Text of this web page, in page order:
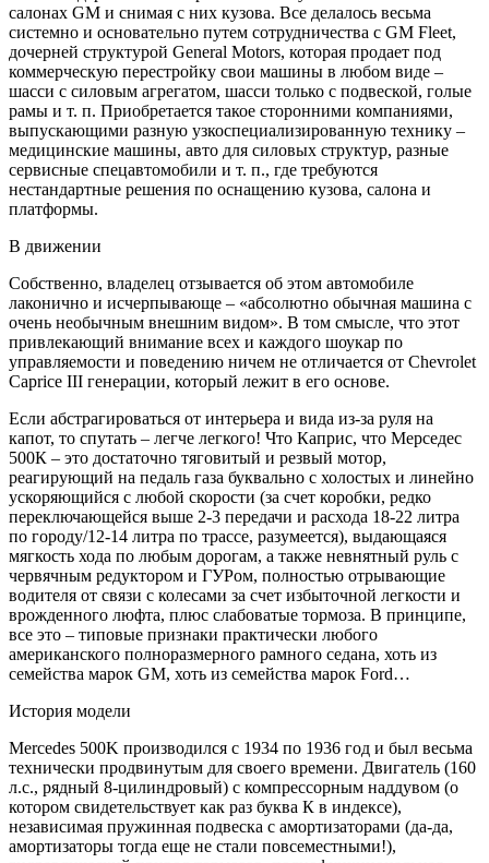
салонах GM и снимая с них кузова. Все делалось весьма
системно и основательно путем сотрудничества с GM Fleet,
дочерней структурой General Motors, которая продает под
коммерческую перестройку свои машины в любом виде –
шасси с силовым агрегатом, шасси только с подвеской, голые
рамы и т. п. Приобретается такое сторонними компаниями,
выпускающими разную узкоспециализированную технику –
медицинские машины, авто для силовых структур, разные
сервисные спецавтомобили и т. п., где требуются
нестандартные решения по оснащению кузова, салона и
платформы.
В движении
Собственно, владелец отзывается об этом автомобиле
лаконично и исчерпывающе – «абсолютно обычная машина с
очень необычным внешним видом». В том смысле, что этот
привлекающий внимание всех и каждого шоукар по
управляемости и поведению ничем не отличается от Chevrolet
Caprice III генерации, который лежит в его основе.
Если абстрагироваться от интерьера и вида из-за руля на
капот, то спутать – легче легкого! Что Каприс, что Мерседес
500К – это достаточно тяговитый и резвый мотор,
реагирующий на педаль газа буквально с холостых и линейно
ускоряющийся с любой скорости (за счет коробки, редко
переключающейся выше 2-3 передачи и расхода 18-22 литра
по городу/12-14 литра по трассе, разумеется), выдающаяся
мягкость хода по любым дорогам, а также невнятный руль с
червячным редуктором и ГУРом, полностью отрывающие
водителя от связи с колесами за счет избыточной легкости и
врожденного люфта, плюс слабоватые тормоза. В принципе,
все это – типовые признаки практически любого
американского полноразмерного рамного седана, хоть из
семейства марок GM, хоть из семейства марок Ford…
История модели
Mercedes 500K производился с 1934 по 1936 год и был весьма
технически продвинутым для своего времени. Двигатель (160
л.с., рядный 8-цилиндровый) с компрессорным наддувом (о
котором свидетельствует как раз буква К в индексе),
независимая пружинная подвеска с амортизаторами (да-да,
амортизаторы тогда еще не стали повсеместными!),